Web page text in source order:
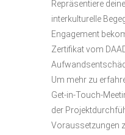
Repräsentiere
interkulturelle
Engagement
Zertifikat vom
Um mehr zu
Get-in-Touch-
der
Voraussetzungen